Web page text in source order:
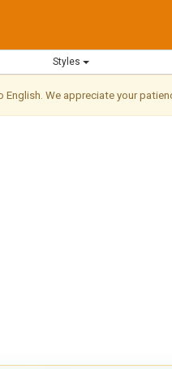
Styles
We appreciate your